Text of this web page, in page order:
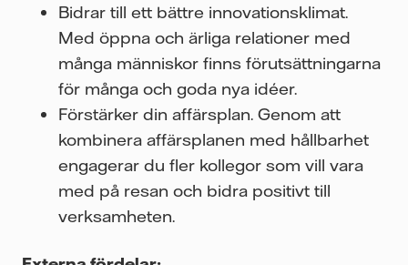
Bidrar till ett bättre innovationsklimat.
Med öppna och ärliga relationer med
många människor finns förutsättningarna
för många och goda nya idéer.
Förstärker din affärsplan. Genom att
kombinera affärsplanen med hållbarhet
engagerar du fler kollegor som vill vara
med på resan och bidra positivt till
verksamheten.